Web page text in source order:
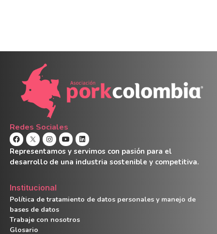
Redes Sociales
Representamos y servimos con pasión para el
desarrollo de una industria sostenible y competitiva.
Institucional
Política de tratamiento de datos personales y manejo de
bases de datos
Trabaje con nosotros
Glosario